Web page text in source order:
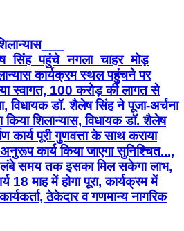
कार्यक्रम स्थल पहुंचने पर
स्वागत, 100 करोड़ की लागत से
विधायक डॉ. शैलेष सिंह ने पूजा-अर्चना
किया शिलान्यास, विधायक डॉ. शैलेष
कार्य पूरी गुणवत्ता के साथ कराया
अनुरूप कार्य किया जाएगा सुनिश्चित...,
समय तक इसका मिल सकेगा लाभ,
18 माह में होगा पूरा, कार्यक्रम में
ठेकेदार व गणमान्य नागरिक